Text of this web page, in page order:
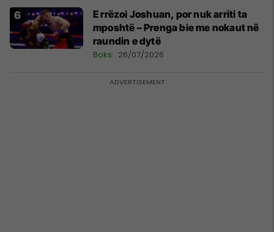
E rrëzoi Joshuan, por nuk arriti ta
mposhtë – Prenga bie me nokaut në
raundin e dytë
Boks 26/07/2026